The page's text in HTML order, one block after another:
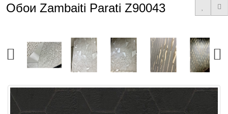
Обои Zambaiti Parati Z90043